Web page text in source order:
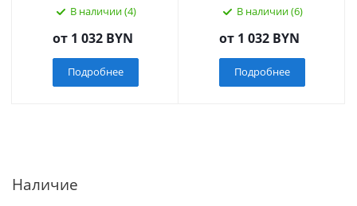
В наличии (4)
от 1 032 BYN
Подробнее
В наличии (6)
от 1 032 BYN
Подробнее
Наличие